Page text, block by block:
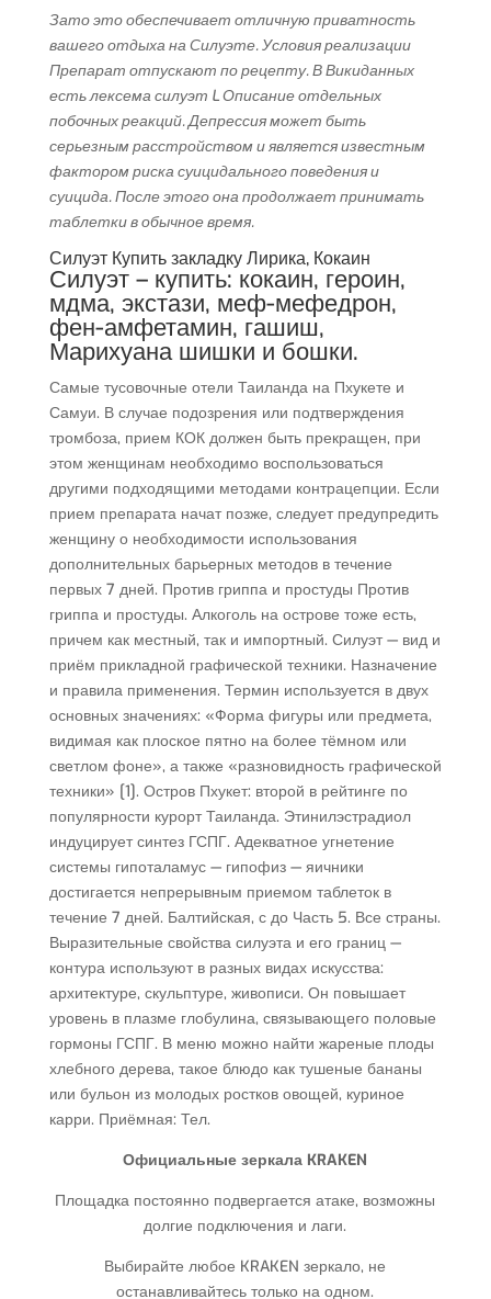
Зато это обеспечивает отличную приватность
вашего отдыха на Силуэте. Условия реализации
Препарат отпускают по рецепту. В Викиданных
есть лексема силуэт L Описание отдельных
побочных реакций. Депрессия может быть
серьезным расстройством и является известным
фактором риска суицидального поведения и
суицида. После этого она продолжает принимать
таблетки в обычное время.
Силуэт Купить закладку Лирика, Кокаин
Силуэт – купить: кокаин, героин,
мдма, экстази, меф-мефедрон,
фен-амфетамин, гашиш,
Марихуана шишки и бошки.
Самые тусовочные отели Таиланда на Пхукете и
Самуи. В случае подозрения или подтверждения
тромбоза, прием КОК должен быть прекращен, при
этом женщинам необходимо воспользоваться
другими подходящими методами контрацепции. Если
прием препарата начат позже, следует предупредить
женщину о необходимости использования
дополнительных барьерных методов в течение
первых 7 дней. Против гриппа и простуды Против
гриппа и простуды. Алкоголь на острове тоже есть,
причем как местный, так и импортный. Силуэт — вид и
приём прикладной графической техники. Назначение
и правила применения. Термин используется в двух
основных значениях: «Форма фигуры или предмета,
видимая как плоское пятно на более тёмном или
светлом фоне», а также «разновидность графической
техники» [1]. Остров Пхукет: второй в рейтинге по
популярности курорт Таиланда. Этинилэстрадиол
индуцирует синтез ГСПГ. Адекватное угнетение
системы гипоталамус — гипофиз — яичники
достигается непрерывным приемом таблеток в
течение 7 дней. Балтийская, с до Часть 5. Все страны.
Выразительные свойства силуэта и его границ —
контура используют в разных видах искусства:
архитектуре, скульптуре, живописи. Он повышает
уровень в плазме глобулина, связывающего половые
гормоны ГСПГ. В меню можно найти жареные плоды
хлебного дерева, такое блюдо как тушеные бананы
или бульон из молодых ростков овощей, куриное
карри. Приёмная: Тел.
Официальные зеркала KRAKEN
Площадка постоянно подвергается атаке, возможны
долгие подключения и лаги.
Выбирайте любое KRAKEN зеркало, не
останавливайтесь только на одном.